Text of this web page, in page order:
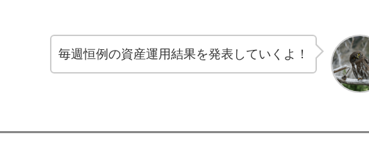
毎週恒例の資産運用結果を発表していくよ！